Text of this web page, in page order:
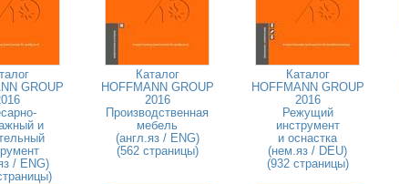
GROUP
и
/ ENG)
Каталог
HOFFMANN GROUP
2016
Производственная
мебель
(англ.яз / ENG)
(562 страницы)
Каталог
HOFFMANN GROUP
2016
Режущий
инструмент
и оснастка
(нем.яз / DEU)
(932 страницы)